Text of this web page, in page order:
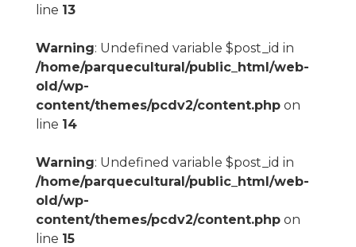
line 13
Warning: Undefined variable $post_id in
/home/parquecultural/public_html/web-
old/wp-
content/themes/pcdv2/content.phpon
line 14
Warning: Undefined variable $post_id in
/home/parquecultural/public_html/web-
old/wp-
content/themes/pcdv2/content.phpon
line 15